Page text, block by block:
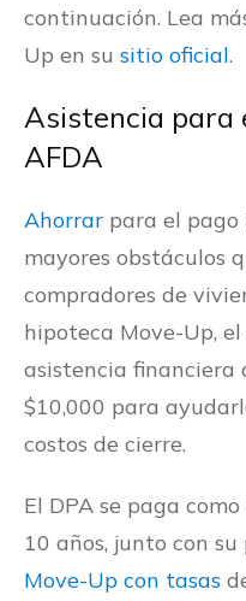
continuación. Lea
Up en su sitio oficial.
Asistencia para
AFDA
Ahorrar para el pago
mayores obstáculos
compradores de
hipoteca Move-Up,
asistencia financiera
$10,000 para
costos de cierre.
El DPA se paga
10 años, junto con
Move-Up con tasas